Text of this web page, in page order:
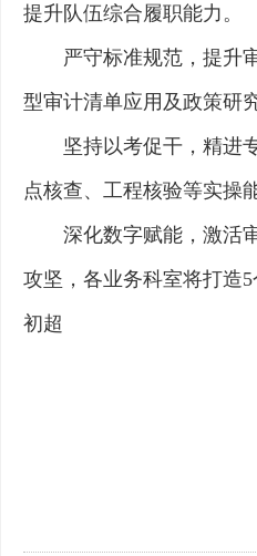
提升队伍综合履职能力。
严守标准规范，提升
型审计清单应用及政策研
坚持以考促干，精进
点核查、工程核验等实操
深化数字赋能，激活
攻坚，各业务科室将打造
初超